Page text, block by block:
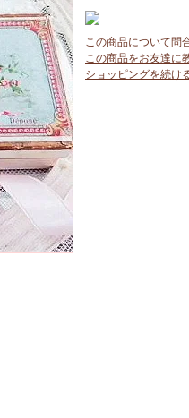
この商品について問
この商品をお友達に
ショッピングを続け